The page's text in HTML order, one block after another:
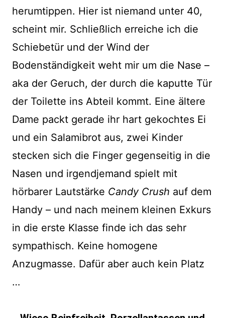
herumtippen. Hier ist niemand unter 40,
scheint mir. Schließlich erreiche ich die
Schiebetür und der Wind der
Bodenständigkeit weht mir um die Nase –
aka der Geruch, der durch die kaputte Tür
der Toilette ins Abteil kommt. Eine ältere
Dame packt gerade ihr hart gekochtes Ei
und ein Salamibrot aus, zwei Kinder
stecken sich die Finger gegenseitig in die
Nasen und irgendjemand spielt mit
hörbarer Lautstärke Candy Crush auf dem
Handy – und nach meinem kleinen Exkurs
in die erste Klasse finde ich das sehr
sympathisch. Keine homogene
Anzugmasse. Dafür aber auch kein Platz
…